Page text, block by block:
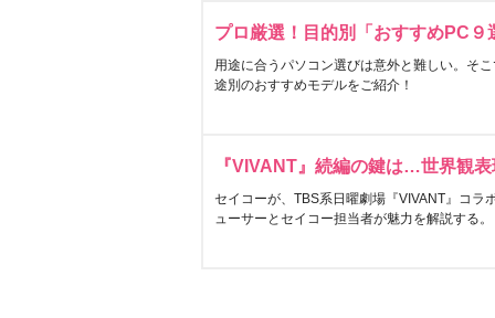
プロ厳選！目的別「おすすめPC９
用途に合うパソコン選びは意外と難しい。そ
途別のおすすめモデルをご紹介！
『VIVANT』続編の鍵は…世界観
セイコーが、TBS系日曜劇場『VIVANT』コラ
ューサーとセイコー担当者が魅力を解説する。